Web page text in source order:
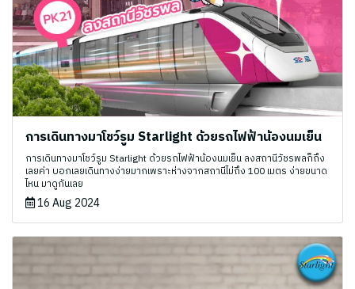
การเดินทางมาโชว์รูม Starlight ด้วยรถไฟฟ้าน้องนมเย็น
การเดินทางมาโชว์รูม Starlight ด้วยรถไฟฟ้าน้องนมเย็น ลงสถานีวัชรพลก็ถึง
เลยค่า บอกเลยเดินทางง่ายมากเพราะห่างจากสถานีไม่ถึง 100 เมตร ง่ายขนาด
ไหน มาดูกันเลย
16 Aug 2024